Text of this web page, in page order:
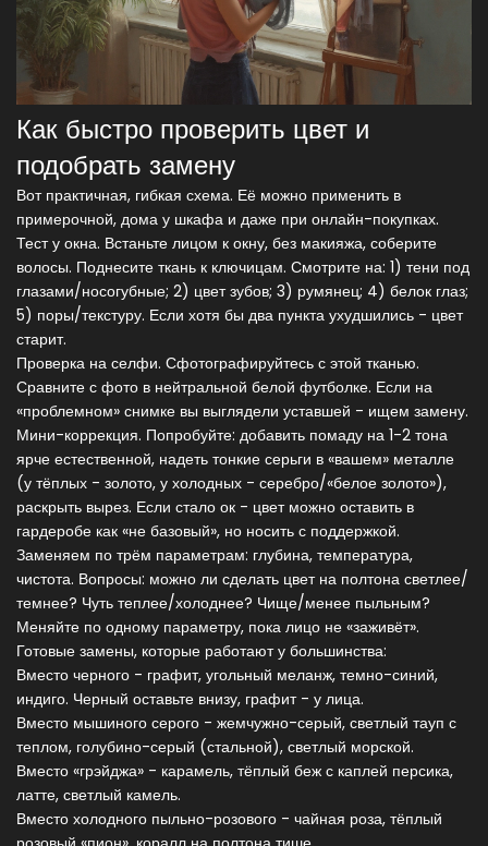
Как быстро проверить цвет и
подобрать замену
Вот практичная, гибкая схема. Её можно применить в
примерочной, дома у шкафа и даже при онлайн-покупках.
Тест у окна. Встаньте лицом к окну, без макияжа, соберите
волосы. Поднесите ткань к ключицам. Смотрите на: 1) тени под
глазами/носогубные; 2) цвет зубов; 3) румянец; 4) белок глаз;
5) поры/текстуру. Если хотя бы два пункта ухудшились - цвет
старит.
Проверка на селфи. Сфотографируйтесь с этой тканью.
Сравните с фото в нейтральной белой футболке. Если на
«проблемном» снимке вы выглядели уставшей - ищем замену.
Мини-коррекция. Попробуйте: добавить помаду на 1-2 тона
ярче естественной, надеть тонкие серьги в «вашем» металле
(у тёплых - золото, у холодных - серебро/«белое золото»),
раскрыть вырез. Если стало ок - цвет можно оставить в
гардеробе как «не базовый», но носить с поддержкой.
Заменяем по трём параметрам: глубина, температура,
чистота. Вопросы: можно ли сделать цвет на полтона светлее/
темнее? Чуть теплее/холоднее? Чище/менее пыльным?
Меняйте по одному параметру, пока лицо не «заживёт».
Готовые замены, которые работают у большинства:
Вместо черного - графит, угольный меланж, темно-синий,
индиго. Черный оставьте внизу, графит - у лица.
Вместо мышиного серого - жемчужно-серый, светлый тауп с
теплом, голубино-серый (стальной), светлый морской.
Вместо «грэйджа» - карамель, тёплый беж с каплей персика,
латте, светлый камель.
Вместо холодного пыльно-розового - чайная роза, тёплый